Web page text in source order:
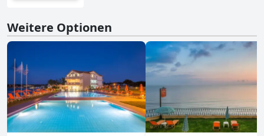
Weitere Optionen